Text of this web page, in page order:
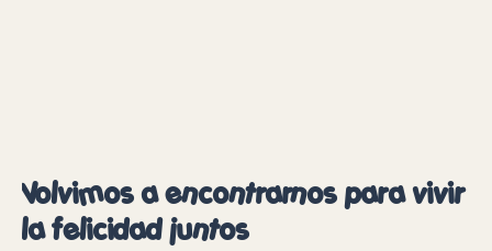
Volvimos a encontrarnos para vivir
la felicidad juntos